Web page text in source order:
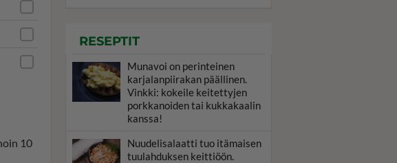
10
RESEPTIT
Munavoi on perinteinen
karjalanpiirakan päällinen.
Vinkki: kokeile keitettyjen
porkkanoiden tai kukkakaalin
kanssa!
Nuudelisalaatti tuo itämaisen
tuulahduksen keittiöön.